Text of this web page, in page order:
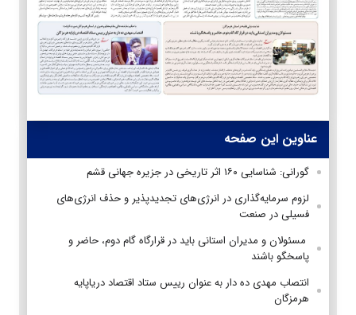
عناوین این صفحه
گورانی: شناسایی ۱۶۰ اثر تاریخی در جزیره جهانی قشم
لزوم سرمایه‌گذاری در انرژی‌های تجدیدپذیر و حذف انرژی‌های
فسیلی در صنعت
مسئولان و مدیران استانی باید در قرارگاه گام دوم، حاضر و
پاسخگو باشند
انتصاب مهدی ده دار به عنوان رییس ستاد اقتصاد دریاپایه
هرمزگان